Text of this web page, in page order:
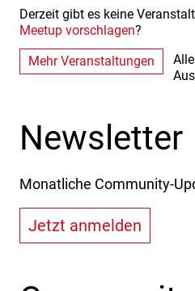
Derzeit gibt es keine
Meetup vorschlagen?
Mehr Veranstaltungen
Newsletter
Monatliche Community-
Jetzt anmelden